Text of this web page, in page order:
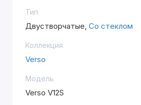
Тип
Двустворчатые, Со стеклом
Коллекция
Verso
Модель
Verso V12S